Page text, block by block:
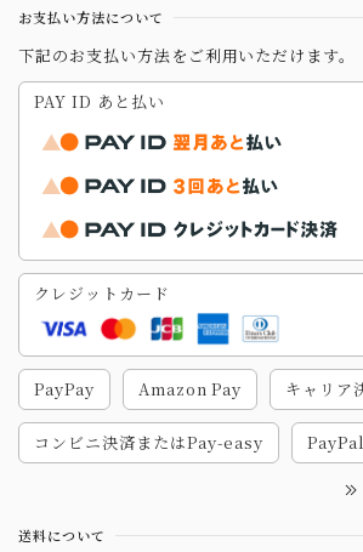
お支払い方法について
下記のお支払い方法をご利用いただけます。
PAY ID あと払い
クレジットカード
PayPay Amazon Pay キャリア
コンビニ決済またはPay-easy PayPal
送料について